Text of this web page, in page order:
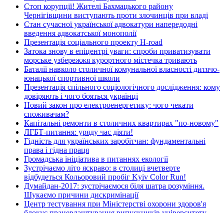
Стоп корупції! Жителі Бахмацького району
Чернігівщини виступають проти злочинців при владі
Стан сучасної української адвокатури напередодні
введення адвокатської монополії
Презентація соціального проекту H-road
Затока знову в епіцентрі уваги: спроби приватизувати
морське узбережжя курортного містечка тривають
Баталії навколо столичної комунальної власності дитячо-
юнацької спортивної школи
Презентація спільного соціологічного дослідження: кому
довіряють і чого бояться українці
Новий закон про електроенергетику: чого чекати
споживачам?
Капітальні ремонти в столичних квартирах "по-новому"
ЛГБТ-питання: уряду час діяти!
Гідність для українських заробітчан: фундаментальні
права і гідна праця
Громадська ініціатива в питаннях екології
Зустрічаємо літо яскраво: в столиці вчетверте
відбудеться Кольоровий пробіг Kyiv Color Run!
Думайдан-2017: зустрічаємося біля шатра розуміння.
Шукаємо причини дискримінації
Центр тестування при Міністерстві охорони здоров'я